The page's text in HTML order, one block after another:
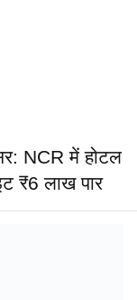
NCR में होटल
₹6 लाख पार